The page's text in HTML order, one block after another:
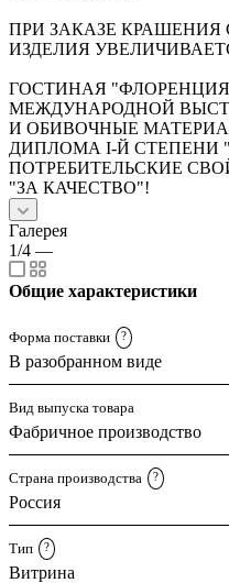
ПРИ ЗАКАЗЕ
ИЗДЕЛИЯ
ГОСТИНАЯ
МЕЖДУНАРОДНОЙ
И ОБИВОЧНЫЕ
ДИПЛОМА I-Й СТЕПЕНИ
ПОТРЕБИТЕЛЬСКИЕ
"ЗА КАЧЕСТВО"!
Галерея
1/4 —
Общие характеристики
Форма поставки ?
В разобранном виде
Вид выпуска товара
Фабричное производство
Страна производства ?
Россия
Тип ?
Витрина